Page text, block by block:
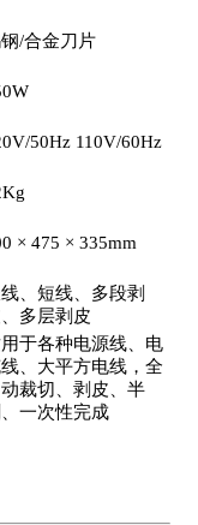
/合金刀片
50Hz 110V/60Hz
× 475 × 335mm
、短线、多段剥
多层剥皮
于各种电源线、电
、大平方电线，全
动裁切、剥皮、半
一次性完成